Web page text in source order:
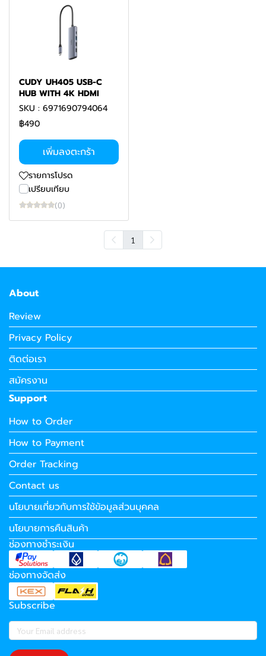
CUDY UH405 USB-C
HUB WITH 4K HDMI
SKU : 6971690794064
฿490
เพิ่มลงตะกร้า
รายการโปรด
เปรียบเทียบ
(0)
1
About
Review
Privacy Policy
ติดต่อเรา
สมัครงาน
Support
How to Order
How to Payment
Order Tracking
Contact us
นโยบายเกี่ยวกับการใช้ข้อมูลส่วนบุคคล
นโยบายการคืนสินค้า
ช่องทางชำระเงิน
ช่องทางจัดส่ง
Subscribe